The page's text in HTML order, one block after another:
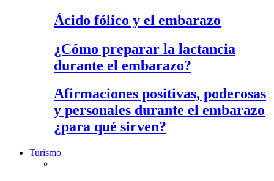
Ácido fólico y el embarazo
¿Cómo preparar la lactancia
durante el embarazo?
Afirmaciones positivas, poderosas
y personales durante el embarazo
¿para qué sirven?
Turismo